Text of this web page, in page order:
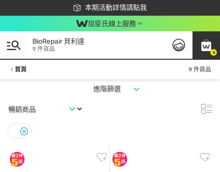
本期活動詳情請點我
下載app最高回饋$350
屈臣氏線上服務
0
BioRepair 貝利達
9 件貨品
首頁 9 件貨品
進階篩選